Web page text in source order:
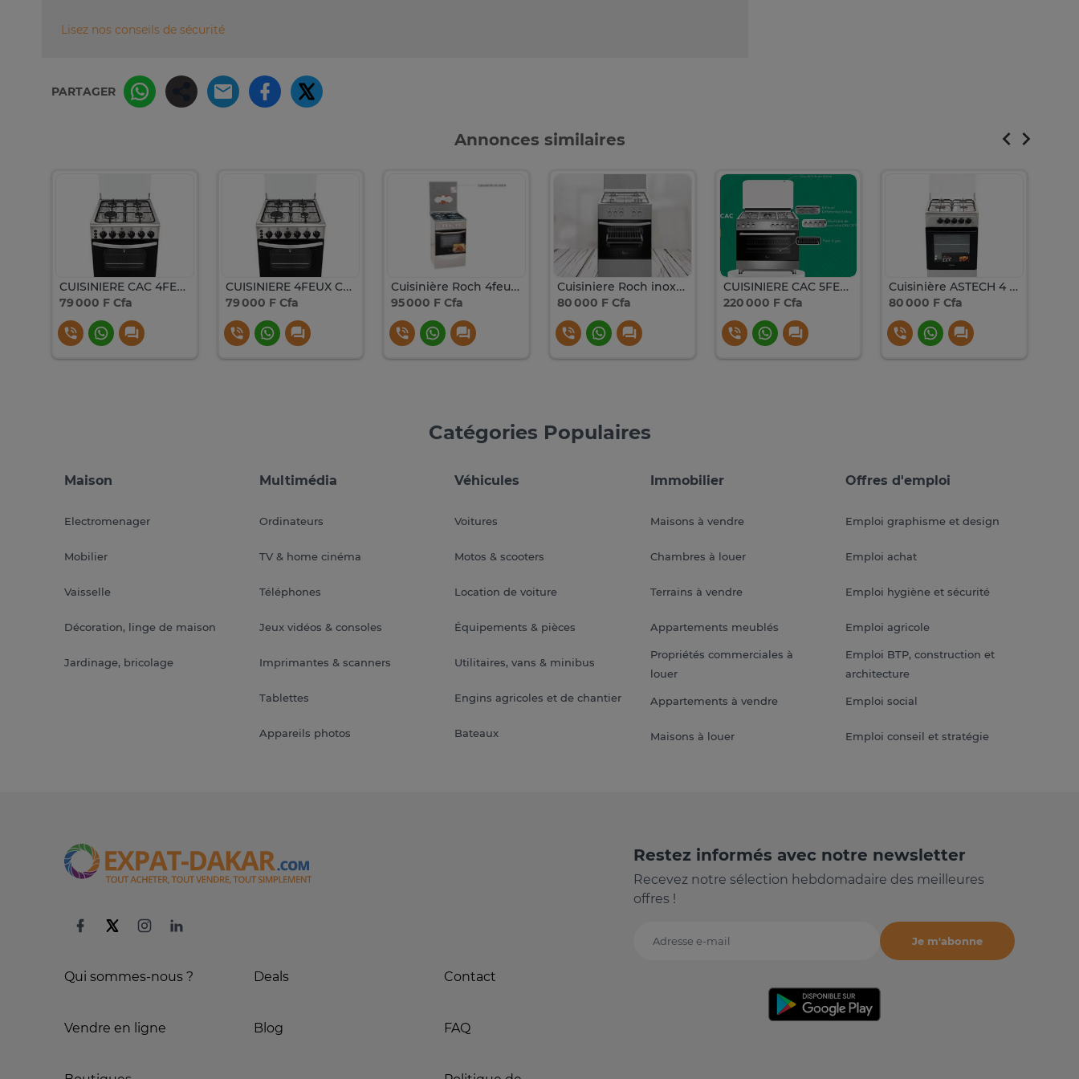
Lisez nos conseils de sécurité
PARTAGER
Annonces similaires
CUISINIERE CAC 4FEUX 50X50 FULL OPTION INOX CAC50F
79 000 F Cfa
CUISINIERE 4FEUX CAC 50X50 FULL OPTION INOX CAC50F
79 000 F Cfa
Cuisinière Roch 4feux 50×50 à gaz full option inox RGC50
95 000 F Cfa
Cuisiniere Roch inox full option 4feux 50/50
80 000 F Cfa
CUISINIERE CAC 5FEUX 90X60 INOX FULL OPTION
220 000 F Cfa
Cuisinière ASTECH 4 FEUX 50X50 MIS CSI-50MS
80 000 F Cfa
Catégories Populaires
Maison
Electromenager
Mobilier
Vaisselle
Décoration, linge de maison
Jardinage, bricolage
Multimédia
Ordinateurs
TV & home cinéma
Téléphones
Jeux vidéos & consoles
Imprimantes & scanners
Tablettes
Appareils photos
Véhicules
Voitures
Motos & scooters
Location de voiture
Équipements & pièces
Utilitaires, vans & minibus
Engins agricoles et de chantier
Bateaux
Immobilier
Maisons à vendre
Chambres à louer
Terrains à vendre
Appartements meublés
Propriétés commerciales à
louer
Appartements à vendre
Maisons à louer
Offres d'emploi
Emploi graphisme et design
Emploi achat
Emploi hygiène et sécurité
Emploi agricole
Emploi BTP, construction et
architecture
Emploi social
Emploi conseil et stratégie
Qui sommes-nous ?
Vendre en ligne
Deals
Blog
Contact
FAQ
Restez informés avec notre newsletter
Recevez notre sélection hebdomadaire des meilleures
offres !
Adresse e-mail
Je m'abonne